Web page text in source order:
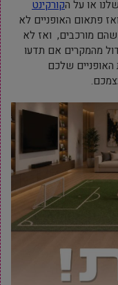
או על הקורקינט
פתאום האופניים לא
שהם מורכבים, ואז לא
מהמקרים אם תדעו
שלכם